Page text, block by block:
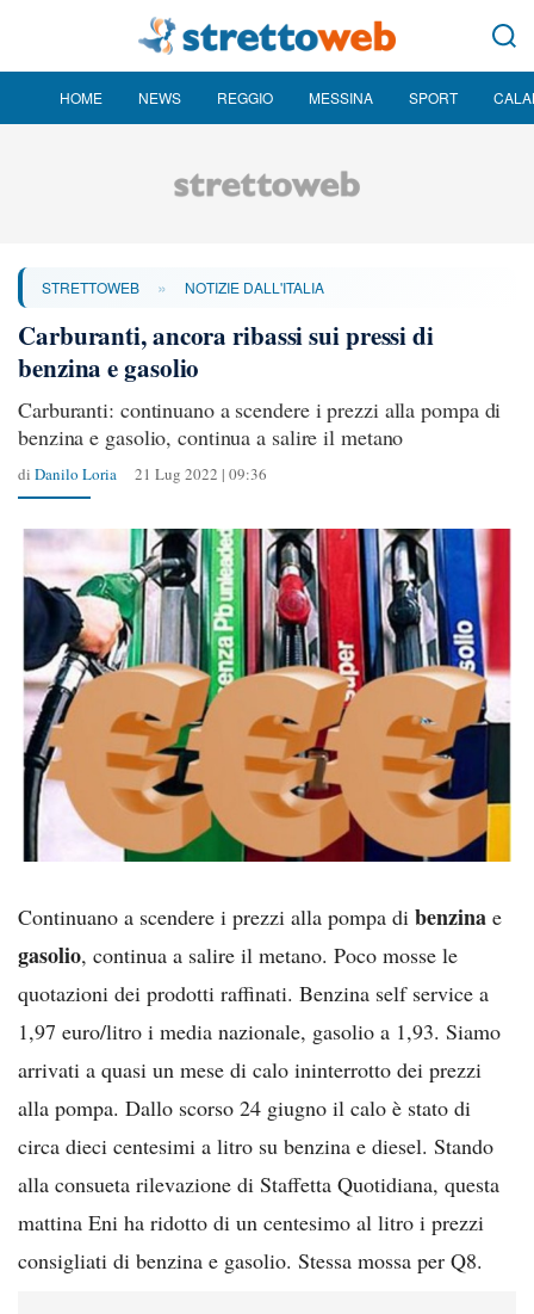
HOME NEWS REGGIO MESSINA SPORT
STRETTOWEB » NOTIZIE DALL'ITALIA
Carburanti, ancora ribassi sui pressi di
benzina e gasolio
Carburanti: continuano a scendere i prezzi alla pompa di
benzina e gasolio, continua a salire il metano
di Danilo Loria 21 Lug 2022 | 09:36
Continuano a scendere i prezzi alla pompa di benzina e
gasolio, continua a salire il metano. Poco mosse le
quotazioni dei prodotti raffinati. Benzina self service a
1,97 euro/litro i media nazionale, gasolio a 1,93. Siamo
arrivati a quasi un mese di calo ininterrotto dei prezzi
alla pompa. Dallo scorso 24 giugno il calo è stato di
circa dieci centesimi a litro su benzina e diesel. Stando
alla consueta rilevazione di Staffetta Quotidiana, questa
mattina Eni ha ridotto di un centesimo al litro i prezzi
consigliati di benzina e gasolio. Stessa mossa per Q8.